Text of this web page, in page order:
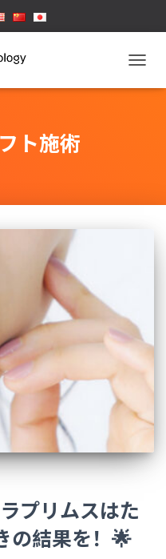
ト施術
プリムスはた
の結果を！🌟